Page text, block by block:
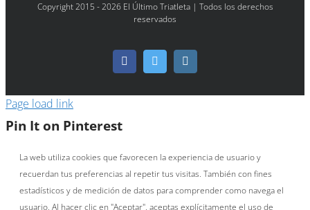
Copyright 2015 - 2026 El Último Triatleta | Todos los derechos
reservados
FacebookTwitter
Page load link
Pin It on Pinterest
La web utiliza cookies que favorecen la experiencia de usuario y
recuerdan tus preferencias al repetir tus visitas. También con fines
estadísticos y de medición de datos para comprender como navega el
usuario. Al hacer clic en "Aceptar", aceptas explícitamente el uso de